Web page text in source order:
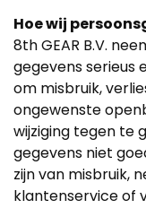
Hoe wij
8th GEAR B.V.
gegevens serieus
om misbruik,
ongewenste
wijziging tegen te
gegevens niet
zijn van misbruik,
klantenservice of